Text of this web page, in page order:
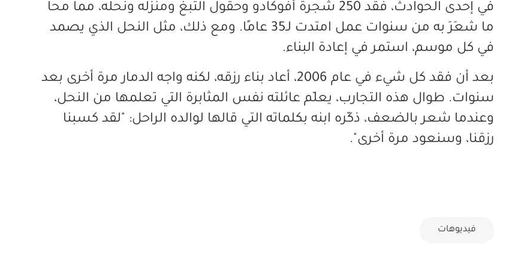
في إحدى الحوادث، فقد 250 شجرة أفوكادو وحقول التبغ ومنزله ونحله، مما محا
ما شعَرَ به من سنوات عمل امتدت لـ35 عامًا. ومع ذلك، مثل النحل الذي يصمد
في كل موسم، استمر في إعادة البناء.
بعد أن فقد كل شيء في عام 2006، أعاد بناء رزقه، لكنه واجه الدمار مرة أخرى بعد
سنوات. طوال هذه التجارب، يعلّم عائلته نفس المثابرة التي تعلمها من النحل،
وعندما شعر بالضعف، ذكّره ابنه بكلماته التي قالها لوالده الراحل: "لقد كسبنا
رزقنا، وسنعود مرة أخرى".
فيديوهات